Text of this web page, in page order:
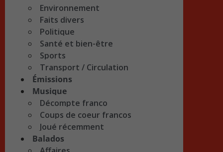
Environnement
Faits divers
Politique
Santé et bien-être
Sports
Transport / Circulation
Émissions
Musique
Décompte franco
Coups de coeur francos
Joué récemment
Balados